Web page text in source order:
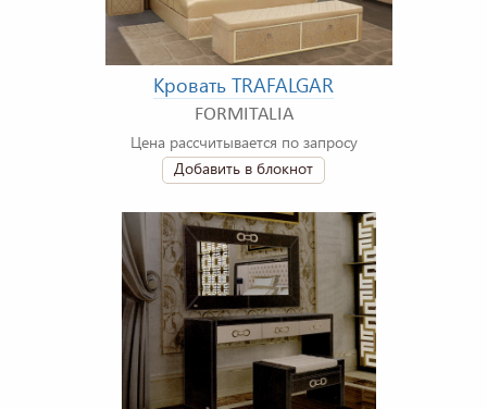
Кровать TRAFALGAR
FORMITALIA
Цена рассчитывается по запросу
Добавить в блокнот